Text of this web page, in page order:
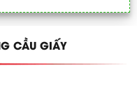
CẦU GIẤY